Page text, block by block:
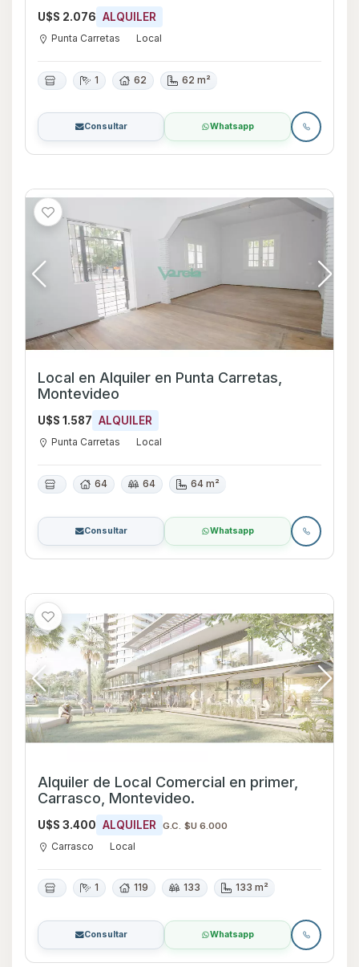
U$S 2.076 ALQUILER
Punta Carretas Local
1 62 62 m²
Consultar Whatsapp
Local en Alquiler en Punta Carretas,
Montevideo
U$S 1.587 ALQUILER
Punta Carretas Local
64 64 64 m²
Consultar Whatsapp
Alquiler de Local Comercial en primer,
Carrasco, Montevideo.
U$S 3.400 ALQUILER G.C. $U 6.000
Carrasco Local
1 119 133 133 m²
Consultar Whatsapp